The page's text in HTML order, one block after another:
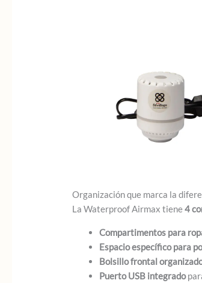
Organización que marca la
La Waterproof Airmax tiene4
Compartimentos para
Espacio específico para
Bolsillo frontal
Puerto USB integrado